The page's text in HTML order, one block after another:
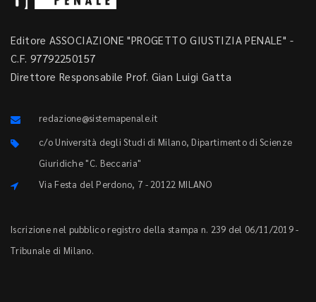
Editore ASSOCIAZIONE "PROGETTO GIUSTIZIA PENALE" -
C.F. 97792250157
Direttore Responsabile Prof. Gian Luigi Gatta
redazione@sistemapenale.it
c/o Università degli Studi di Milano, Dipartimento di Scienze
Giuridiche "C. Beccaria"
Via Festa del Perdono, 7 - 20122 MILANO
Iscrizione nel pubblico registro della stampa n. 239 del 06/11/2019 -
Tribunale di Milano.